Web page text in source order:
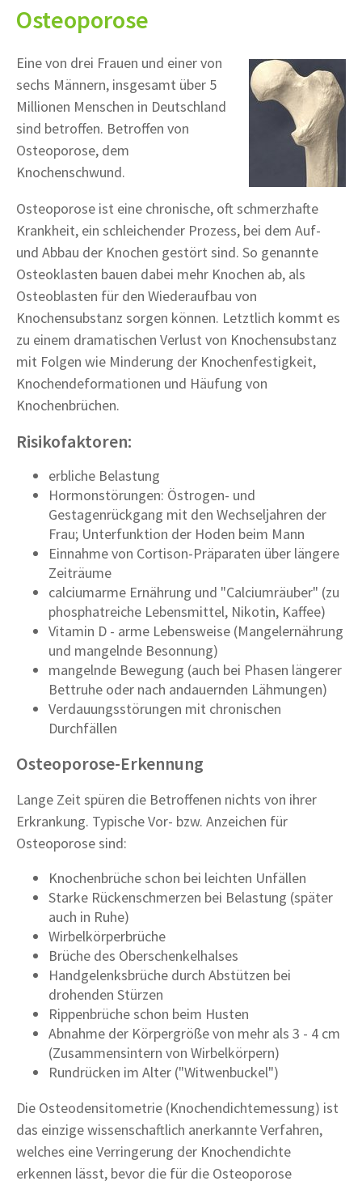
Osteoporose
Eine von drei Frauen und einer von
sechs Männern, insgesamt über 5
Millionen Menschen in Deutschland
sind betroffen. Betroffen von
Osteoporose, dem
Knochenschwund.
Osteoporose ist eine chronische, oft schmerzhafte
Krankheit, ein schleichender Prozess, bei dem Auf-
und Abbau der Knochen gestört sind. So genannte
Osteoklasten bauen dabei mehr Knochen ab, als
Osteoblasten für den Wiederaufbau von
Knochensubstanz sorgen können. Letztlich kommt es
zu einem dramatischen Verlust von Knochensubstanz
mit Folgen wie Minderung der Knochenfestigkeit,
Knochendeformationen und Häufung von
Knochenbrüchen.
Risikofaktoren:
erbliche Belastung
Hormonstörungen: Östrogen- und
Gestagenrückgang mit den Wechseljahren der
Frau; Unterfunktion der Hoden beim Mann
Einnahme von Cortison-Präparaten über längere
Zeiträume
calciumarme Ernährung und "Calciumräuber" (zu
phosphatreiche Lebensmittel, Nikotin, Kaffee)
Vitamin D - arme Lebensweise (Mangelernährung
und mangelnde Besonnung)
mangelnde Bewegung (auch bei Phasen längerer
Bettruhe oder nach andauernden Lähmungen)
Verdauungsstörungen mit chronischen
Durchfällen
Osteoporose-Erkennung
Lange Zeit spüren die Betroffenen nichts von ihrer
Erkrankung. Typische Vor- bzw. Anzeichen für
Osteoporose sind:
Knochenbrüche schon bei leichten Unfällen
Starke Rückenschmerzen bei Belastung (später
auch in Ruhe)
Wirbelkörperbrüche
Brüche des Oberschenkelhalses
Handgelenksbrüche durch Abstützen bei
drohenden Stürzen
Rippenbrüche schon beim Husten
Abnahme der Körpergröße von mehr als 3 - 4 cm
(Zusammensintern von Wirbelkörpern)
Rundrücken im Alter ("Witwenbuckel")
Die Osteodensitometrie (Knochendichtemessung) ist
das einzige wissenschaftlich anerkannte Verfahren,
welches eine Verringerung der Knochendichte
erkennen lässt, bevor die für die Osteoporose